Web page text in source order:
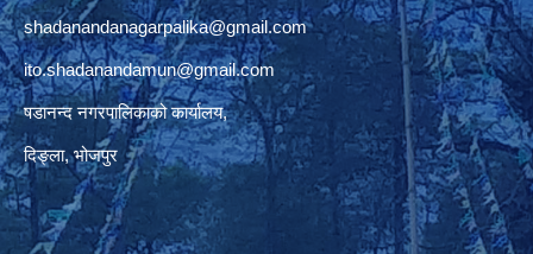
shadanandanagarpalika@gmail.com
ito.shadanandamun@gmail.com
षडानन्द नगरपालिकाको कार्यालय,
दिङ्ला, भोजपुर